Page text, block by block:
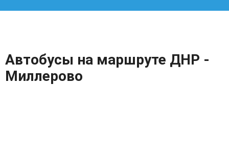
Автобусы на маршруте ДНР -
Миллерово